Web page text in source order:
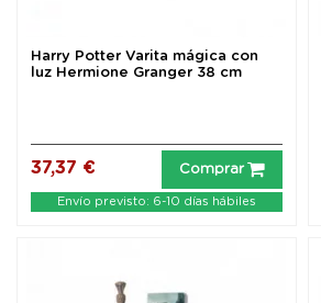
Harry Potter Varita mágica con
luz Hermione Granger 38 cm
37,37 € Comprar
Envío previsto: 6-10 días hábiles